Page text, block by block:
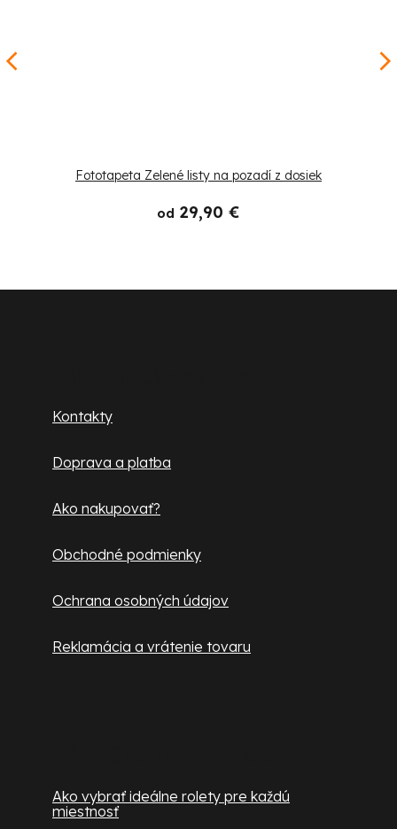
Fototapeta Zelené listy na pozadí z dosiek
od 29,90 €
Kontakty
Doprava a platba
Ako nakupovať?
Obchodné podmienky
Ochrana osobných údajov
Reklamácia a vrátenie tovaru
Ako vybrať ideálne rolety pre každú
miestnosť